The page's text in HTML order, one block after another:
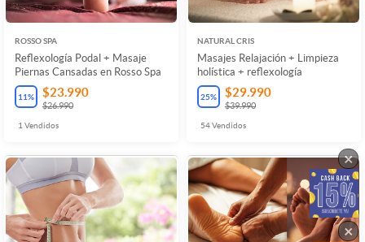
ROSSO SPA
Reflexología Podal + Masaje
Piernas Cansadas en Rosso Spa
11% $23.990
$26.990
1 Vendidos
NATURAL CRIS
Masajes Relajación + Limpieza
holística + reflexología
25% $29.990
$39.990
54Vendidos
×
×